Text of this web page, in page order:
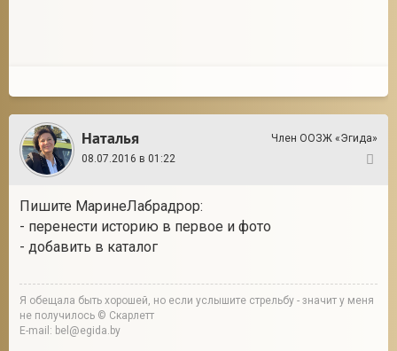
Наталья
Член ООЗЖ «Эгида»
08.07.2016 в 01:22
Пишите МаринеЛабрадрор:
- перенести историю в первое и фото
- добавить в каталог
Я обещала быть хорошей, но если услышите стрельбу - значит у меня
не получилось © Скарлетт
E-mail: bel@egida.by